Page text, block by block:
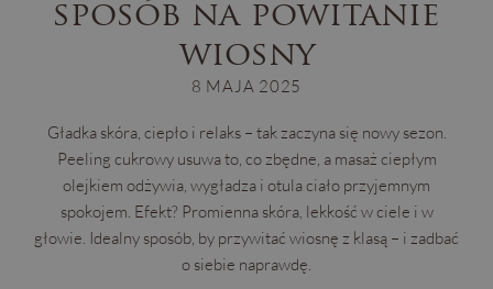
sposób na powitanie
wiosny
8 MAJA 2025
Gładka skóra, ciepło i relaks – tak zaczyna się nowy sezon.
Peeling cukrowy usuwa to, co zbędne, a masaż ciepłym
olejkiem odżywia, wygładza i otula ciało przyjemnym
spokojem. Efekt? Promienna skóra, lekkość w ciele i w
głowie. Idealny sposób, by przywitać wiosnę z klasą – i zadbać
o siebie naprawdę.